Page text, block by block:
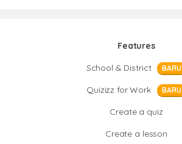
Features
School & District
BARU
Quizizz for Work BARU
Create a quiz
Create a lesson